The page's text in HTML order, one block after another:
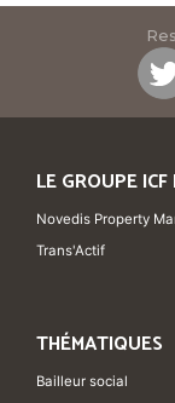
LE GROUPE
Novedis Property
Trans'Actif
THÉMATIQUES
Bailleur social